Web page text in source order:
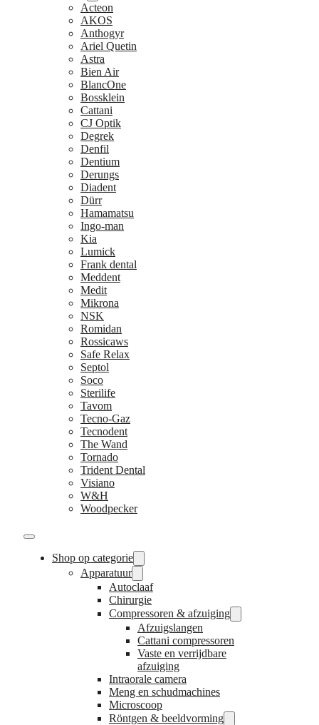
Acteon
AKOS
Anthogyr
Ariel Quetin
Astra
Bien Air
BlancOne
Bossklein
Cattani
CJ Optik
Degrek
Denfil
Dentium
Derungs
Diadent
Dürr
Hamamatsu
Ingo-man
Kia
Lumick
Frank dental
Meddent
Medit
Mikrona
NSK
Romidan
Rossicaws
Safe Relax
Septol
Soco
Sterilife
Tavom
Tecno-Gaz
Tecnodent
The Wand
Tornado
Trident Dental
Visiano
W&H
Woodpecker
Shop op categorie
Apparatuur
Autoclaaf
Chirurgie
Compressoren & afzuiging
Afzuigslangen
Cattani compressoren
Vaste en verrijdbare
afzuiging
Intraorale camera
Meng en schudmachines
Microscoop
Röntgen & beeldvorming